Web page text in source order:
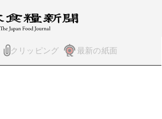
クリッピング 最新の紙面